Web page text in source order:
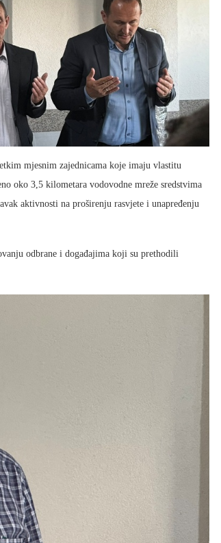
mjesnim zajednicama koje imaju vlastitu
oko 3,5 kilometara vodovodne mreže sredstvima
aktivnosti na proširenju rasvjete i unapređenju
odbrane i događajima koji su prethodili